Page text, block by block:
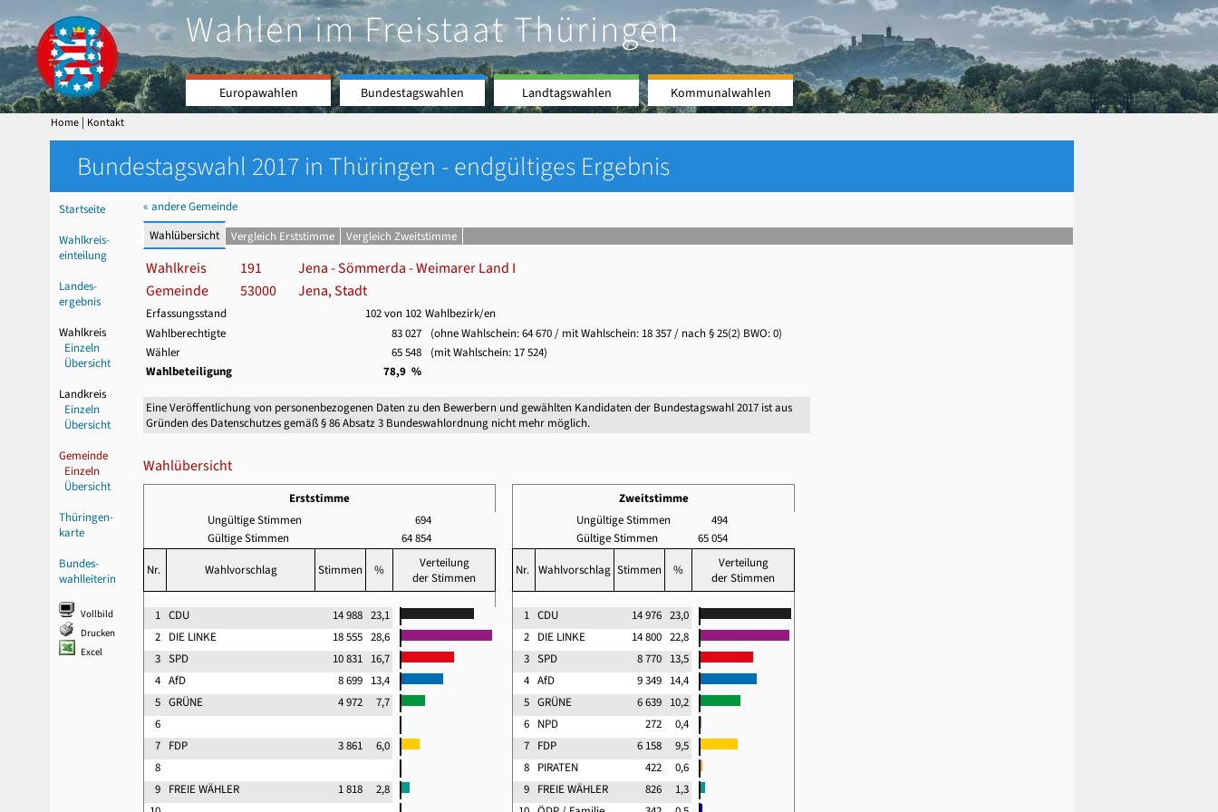
Wahlen im Freistaat Thüringen
Europawahlen Bundestagswahlen Landtagswahlen Kommunalwahlen
Home | Kontakt
Bundestagswahl 2017 in Thüringen - endgültiges Ergebnis
Startseite
Wahlkreis-
einteilung
Landes-
ergebnis
Wahlkreis
Einzeln
Übersicht
Landkreis
Einzeln
Übersicht
Gemeinde
Einzeln
Übersicht
Thüringen-
karte
Bundes-
wahlleiterin
Vollbild
Drucken
Excel
« andere Gemeinde
Wahlübersicht
Vergleich Erststimme Vergleich Zweitstimme
Wahlkreis 191
Jena - Sömmerda - Weimarer Land I
Gemeinde
53000 Jena, Stadt
Erfassungsstand 102 von 102 Wahlbezirk/en
Wahlberechtigte
83 027 (ohne Wahlschein:64 670 / mit Wahlschein: 18 357 / nach § 25(2) BWO: 0)
Wähler
65 548 (mit Wahlschein: 17 524)
Wahlbeteiligung
78,9 %
Eine Veröffentlichung von personenbezogenen Daten zu den Bewerbern und gewählten Kandidaten der Bundestagswahl 2017 ist aus
Gründen des Datenschutzes gemäß § 86 Absatz 3 Bundeswahlordnung nicht mehr möglich.
Wahlübersicht
Erststimme
Ungültige Stimmen
694
Gültige Stimmen
64 854
Nr. Wahlvorschlag Stimmen %
Verteilung
der Stimmen
1 CDU 14 988 23,1
2 DIE LINKE 18 555 28,6
3 SPD 10 831 16,7
4 AfD 8 699 13,4
5 GRÜNE 4 972
7,7
6
7 FDP 3 861
6,0
8
9 FREIE WÄHLER 1 818
2,8
Zweitstimme
Ungültige Stimmen
494
Gültige Stimmen
65 054
Nr. Wahlvorschlag Stimmen %
Verteilung
der Stimmen
1 CDU 14 976 23,0
2 DIE LINKE 14 800 22,8
3 SPD 8 770 13,5
4 AfD 9 349 14,4
5 GRÜNE 6 639 10,2
6 NPD 272
0,4
7 FDP 6 158
9,5
8 PIRATEN 422
0,6
9 FREIE WÄHLER 826
1,3